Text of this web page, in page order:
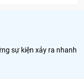
sự kiện xảy ra nhanh